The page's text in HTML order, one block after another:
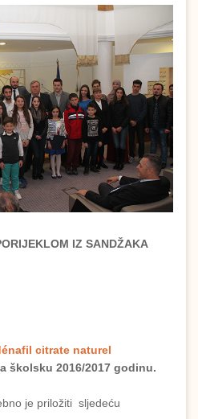
IZ SANDŽAKA
citrate naturel
školsku 2016/2017 godinu.
je priložiti sljedeću